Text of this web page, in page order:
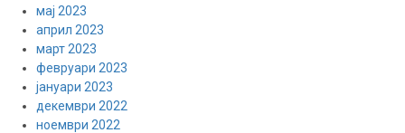
мај 2023
април 2023
март 2023
февруари 2023
јануари 2023
декември 2022
ноември 2022